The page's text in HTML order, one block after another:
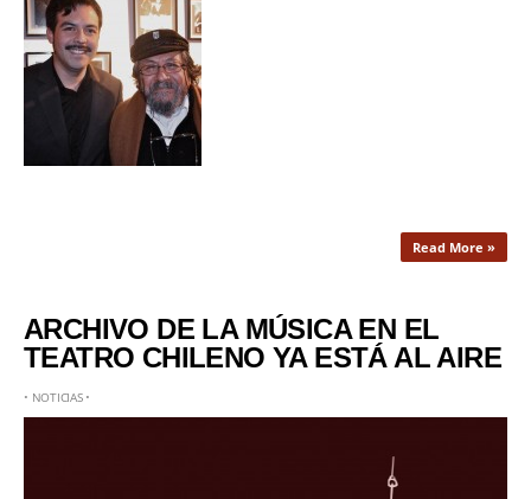
Read More »
ARCHIVO DE LA MÚSICA EN EL
TEATRO CHILENO YA ESTÁ AL AIRE
• NOTICIAS•